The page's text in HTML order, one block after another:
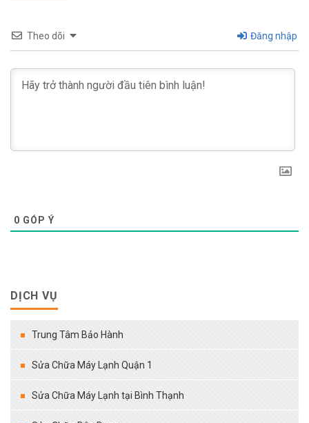
Theo dõi Đăng nhập
0 GÓP Ý
DỊCH VỤ
Trung Tâm Bảo Hành
Sửa Chữa Máy Lạnh Quận 1
Sửa Chữa Máy Lạnh tại Bình Thạnh